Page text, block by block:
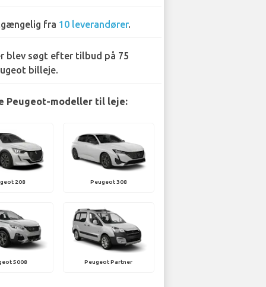
fra 10 leverandører.
blev søgt efter tilbud på 75
billeje.
Peugeot-modeller til leje:
208 Peugeot 308
5008 Peugeot Partner